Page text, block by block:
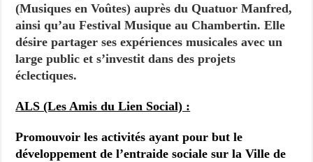
(Musiques en Voûtes) auprès du Quatuor Manfred,
ainsi qu’au Festival Musique au Chambertin. Elle
désire partager ses expériences musicales avec un
large public et s’investit dans des projets
éclectiques.
ALS (Les Amis du Lien Social) :
Promouvoir les activités ayant pour but le
développement de l’entraide sociale sur la Ville de